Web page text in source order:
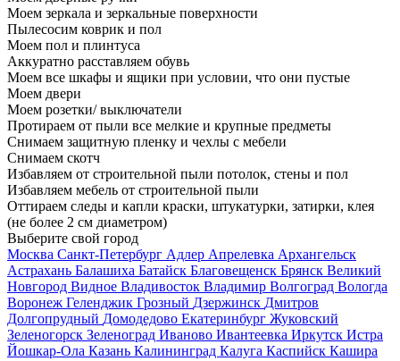
Моем зеркала и зеркальные поверхности
Пылесосим коврик и пол
Моем пол и плинтуса
Аккуратно расставляем обувь
Моем все шкафы и ящики при условии, что они пустые
Моем двери
Моем розетки/ выключатели
Протираем от пыли все мелкие и крупные предметы
Снимаем защитную пленку и чехлы с мебели
Снимаем скотч
Избавляем от строительной пыли потолок, стены и пол
Избавляем мебель от строительной пыли
Оттираем следы и капли краски, штукатурки, затирки, клея
(не более 2 см диаметром)
Выберите свой город
Москва Санкт-Петербург Адлер Апрелевка Архангельск
Астрахань Балашиха Батайск Благовещенск Брянск Великий
Новгород Видное Владивосток Владимир Волгоград Вологда
Воронеж Геленджик Грозный Дзержинск Дмитров
Долгопрудный Домодедово Екатеринбург Жуковский
Зеленогорск Зеленоград Иваново Ивантеевка Иркутск Истра
Йошкар-Ола Казань Калининград Калуга Каспийск Кашира